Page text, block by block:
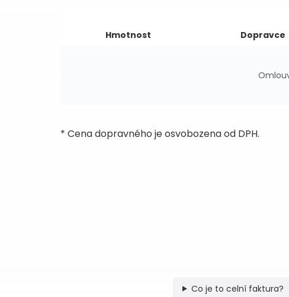
Hmotnost Dopravce
* Cena dopravného je osvobozena od DPH.
Co je to celní faktura?